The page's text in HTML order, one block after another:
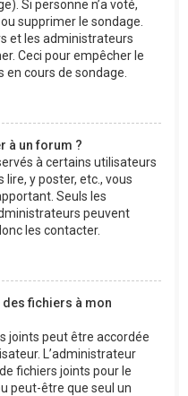
Si personne n’a voté,
supprimer le sondage.
et les administrateurs
Ceci pour empêcher le
cours de sondage.
à un forum ?
à certains utilisateurs
lire, y poster, etc., vous
Seuls les
peuvent
les contacter.
fichiers à mon
joints peut être accordée
L’administrateur
fichiers joints pour le
peut-être que seul un